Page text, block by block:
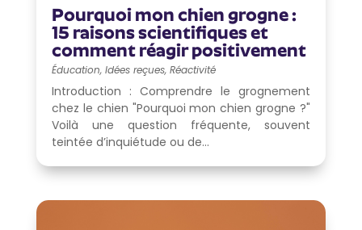
Pourquoi mon chien grogne :
15 raisons scientifiques et
comment réagir positivement
Éducation, Idées reçues, Réactivité
Introduction : Comprendre le grognement
chez le chien "Pourquoi mon chien grogne ?"
Voilà une question fréquente, souvent
teintée d’inquiétude ou de...